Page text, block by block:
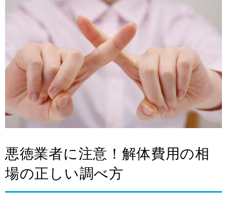
悪徳業者に注意！解体費用の相
場の正しい調べ方